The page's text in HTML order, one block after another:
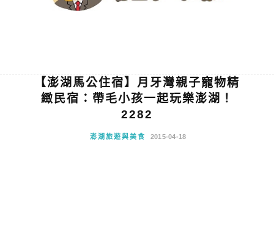
【澎湖馬公住宿】月牙灣親子寵物精
緻民宿：帶毛小孩一起玩樂澎湖！
2282
澎湖旅遊與美食 2015-04-18